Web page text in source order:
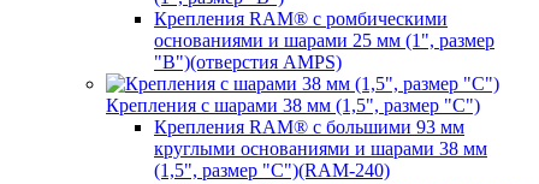
Крепления RAM® с ромбическими
основаниями и шарами 25 мм (1", размер
"B")(отверстия AMPS)
Крепления с шарами 38 мм (1,5", размер "C")
Крепления RAM® с большими 93 мм
круглыми основаниями и шарами 38 мм
(1,5", размер "C")(RAM-240)